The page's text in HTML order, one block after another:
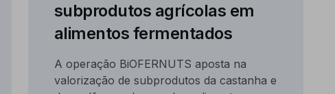
subprodutos agrícolas em
alimentos fermentados
A operação BiOFERNUTS aposta na
valorização de subprodutos da castanha e